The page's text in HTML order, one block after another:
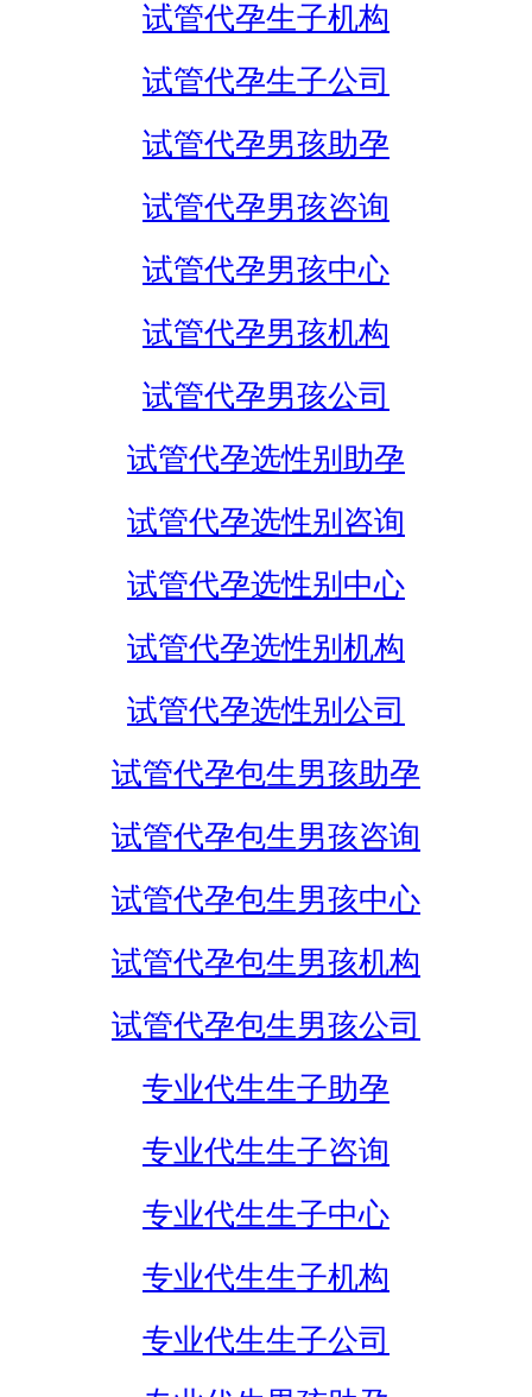
试管代孕生子机构
试管代孕生子公司
试管代孕男孩助孕
试管代孕男孩咨询
试管代孕男孩中心
试管代孕男孩机构
试管代孕男孩公司
试管代孕选性别助孕
试管代孕选性别咨询
试管代孕选性别中心
试管代孕选性别机构
试管代孕选性别公司
试管代孕包生男孩助孕
试管代孕包生男孩咨询
试管代孕包生男孩中心
试管代孕包生男孩机构
试管代孕包生男孩公司
专业代生生子助孕
专业代生生子咨询
专业代生生子中心
专业代生生子机构
专业代生生子公司